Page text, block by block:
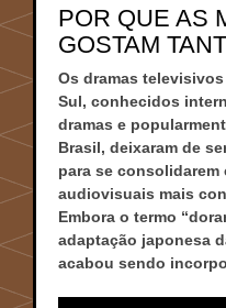
POR QUE AS
GOSTAM
Os dramas
Sul, conhecidos
dramas e
Brasil, deixaram de
para se
audiovisuais mais
Embora o termo
adaptação japonesa
acabou sendo